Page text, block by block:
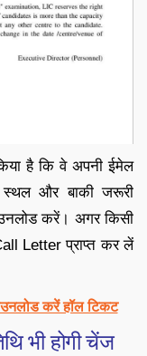
है कि वे अपनी ईमेल
स्थल और बाकी जरूरी
करें। अगर किसी
Letter प्राप्त कर लें
करें हॉल टिकट
भी होगी चेंज